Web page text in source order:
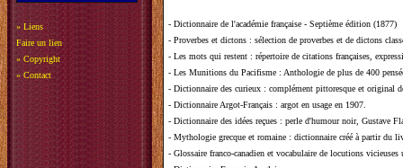
» Liens
Faire un lien
» Copyright
» Contact
- Dictionnaire de l'académie française - Septième édition (1877)
- Proverbes et dictons : sélection de proverbes et de dictons
- Les mots qui restent : répertoire de citations françaises,
- Les Munitions du Pacifisme : Anthologie de plus de 400
- Dictionnaire des curieux : complément pittoresque et original
- Dictionnaire Argot-Français : argot en usage en 1907.
- Dictionnaire des idées reçues : perle d'humour noir, Gustave
- Mythologie grecque et romaine : dictionnaire créé à partir du
- Glossaire franco-canadien et vocabulaire de locutions vicieuses